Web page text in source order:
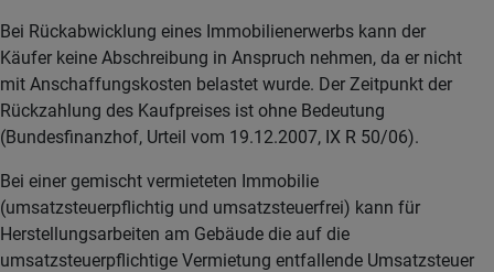
Bei Rückabwicklung eines Immobilienerwerbs kann der
Käufer keine Abschreibung in Anspruch nehmen, da er nicht
mit Anschaffungskosten belastet wurde. Der Zeitpunkt der
Rückzahlung des Kaufpreises ist ohne Bedeutung
(Bundesfinanzhof, Urteil vom 19.12.2007, IX R 50/06).
Bei einer gemischt vermieteten Immobilie
(umsatzsteuerpflichtig und umsatzsteuerfrei) kann für
Herstellungsarbeiten am Gebäude die auf die
umsatzsteuerpflichtige Vermietung entfallende Umsatzsteuer